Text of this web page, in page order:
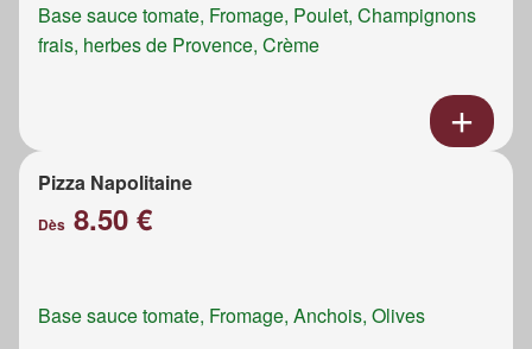
Base sauce tomate, Fromage, Poulet, Champignons
frais, herbes de Provence, Crème
Pizza Napolitaine
Dès 8.50 €
Base sauce tomate, Fromage, Anchois, Olives